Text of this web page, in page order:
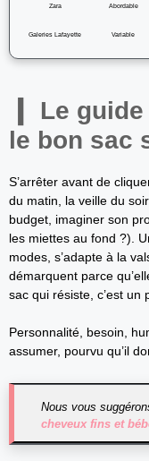
Zara Abordable
Galeries Lafayette Variable
Le
le bon sac
S’arrêter avant de
du matin, la veille du
budget, imaginer son
les miettes au fond ?).
modes, s’adapte à la
démarquent parce
sac qui résiste, c’est un
Personnalité, besoin,
assumer, pourvu qu’il
Nous vous
cheveux fins et